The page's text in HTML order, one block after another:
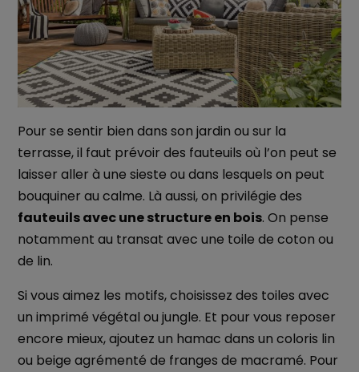
Pour se sentir bien dans son jardin ou sur la
terrasse, il faut prévoir des fauteuils où l’on peut se
laisser aller à une sieste ou dans lesquels on peut
bouquiner au calme. Là aussi, on privilégie des
fauteuils avec une structure en bois. On pense
notamment au transat avec une toile de coton ou
de lin.
Si vous aimez les motifs, choisissez des toiles avec
un imprimé végétal ou jungle. Et pour vous reposer
encore mieux, ajoutez un hamac dans un coloris lin
ou beige agrémenté de franges de macramé. Pour